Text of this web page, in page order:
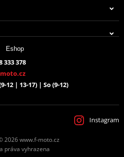
Eshop
333 378
12 | 13-17) | So (9-12)
Instagram
2026 www.f-moto.cz
práva vyhrazena